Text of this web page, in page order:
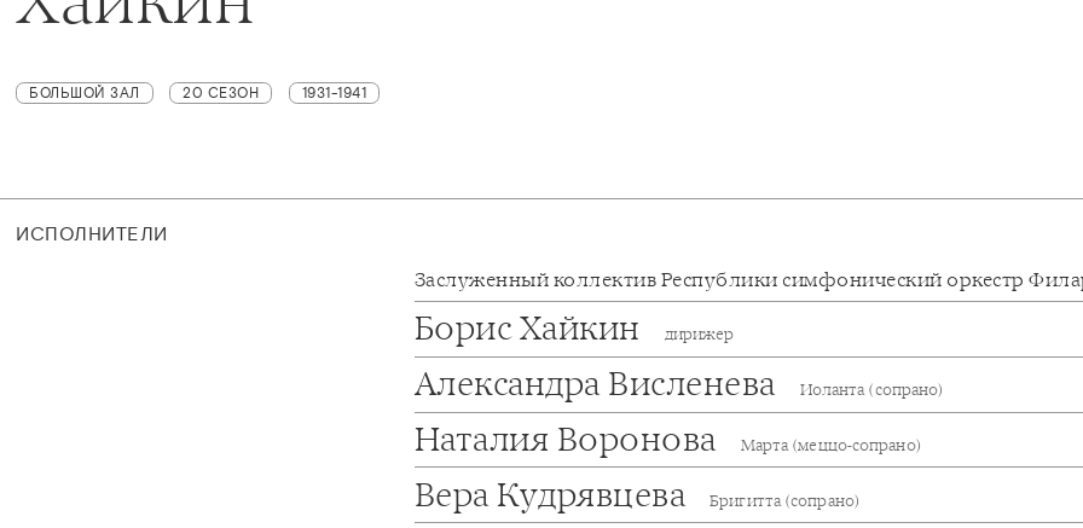
БОЛЬШОЙ ЗАЛ 20 СЕЗОН 1931-1941
ИСПОЛНИТЕЛИ
Заслуженный коллектив Республики симфонический оркестр
Борис Хайкин дирижер
Александра Висленева Иоланта (сопрано)
Наталия Воронова Марта (меццо-сопрано)
Вера Кудрявцева Бригитта (сопрано)